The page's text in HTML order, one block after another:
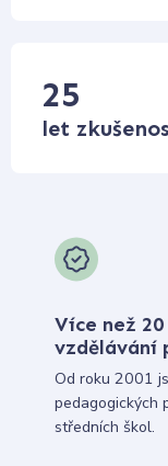
25
let
Více než
vzdělávání
Od roku 2001
pedagogických
středních škol.